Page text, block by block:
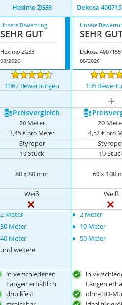
Heximo ZG33 Dekosa
Unsere Bewertung
SEHR GUT
Heximo ZG33
08/2026
Unsere
SEHR GUT
Dekosa
08/2026
1067 Bewertungen 105
Preis­vergleich
20 Meter
3,45 € pro Meter
20
4,52 € pro
Styropor
10 Stück 10
80 x 80 mm 60 x 100
Weiß Weiß
2 Meter
30 Meter
40 Meter
und weitere
• 2 Meter
• 10 Meter
• 50 Meter
in verschiedenen
Längen erhältlich
druckfest
in
Längen
ohne 3D-